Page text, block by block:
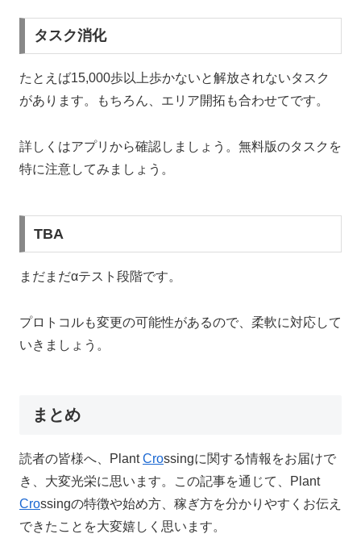
タスク消化
たとえば15,000歩以上歩かないと解放されないタスク
があります。もちろん、エリア開拓も合わせてです。
詳しくはアプリから確認しましょう。無料版のタスクを
特に注意してみましょう。
TBA
まだまだαテスト段階です。
プロトコルも変更の可能性があるので、柔軟に対応して
いきましょう。
まとめ
読者の皆様へ、PlantCrossingに関する情報をお届けで
き、大変光栄に思います。この記事を通じて、Plant
Crossingの特徴や始め方、稼ぎ方を分かりやすくお伝え
できたことを大変嬉しく思います。